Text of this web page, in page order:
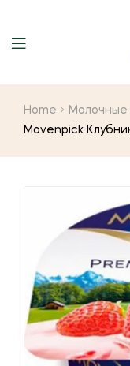
Home Молочные
Movenpick